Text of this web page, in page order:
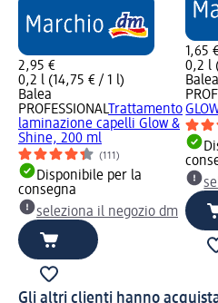
2,95 €
0,2 l (14,75 € / 1 l)
Balea
PROFESSIONALTrattamento
laminazione capelli Glow &
Shine, 200 ml
(111)
Disponibile per la
consegna
seleziona il negozio dm
1,65
0,2 l
Balea
Gli altri clienti hanno